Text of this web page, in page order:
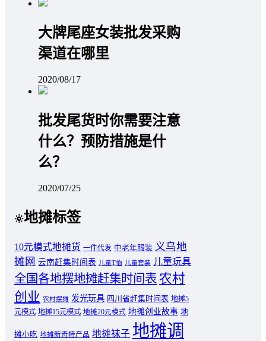
大牌尾座女装批发采购
渠道在哪里
2020/08/17
批发尾货时你需要注意
什么？预防措施是什
么？
2020/07/25
地摊标签
10元模式地摊货 一件代发 中老年服装 义乌地
摊网 云南赶集时间表 儿童T恤 儿童套装 儿童玩具
全国各地摆地摊赶集时间表 农村
创业 农村摆摊 发光玩具 四川省赶集时间表 地摊5
元模式 地摊15元模式 地摊20元模式 地摊创业故事 地
摊小吃 地摊新奇特产品 地摊袜子 地摊调